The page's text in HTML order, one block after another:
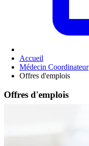
Accueil
Médecin Coordinateur
Offres d'emplois
Offres d'emplois